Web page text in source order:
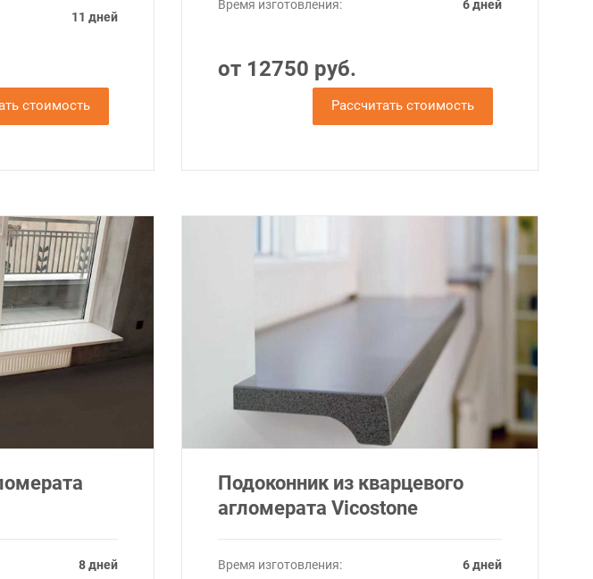
11 дней
стоимость
Время изготовления: 6 дней
от 12750 руб.
Рассчитать стоимость
8 дней
Подоконник из кварцевого
агломерата Vicostone
Время изготовления: 6 дней